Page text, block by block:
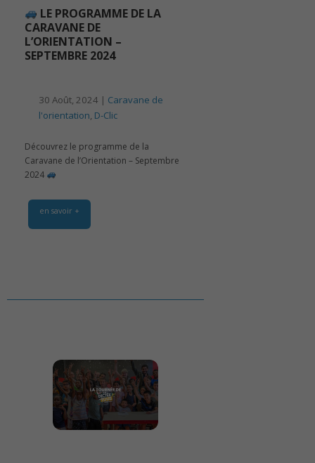
LE PROGRAMME DE LA
CARAVANE DE
L’ORIENTATION –
SEPTEMBRE 2024
30 Août, 2024 | Caravane de
l'orientation, D-Clic
Découvrez le programme de la
Caravane de l’Orientation – Septembre
2024
en savoir +